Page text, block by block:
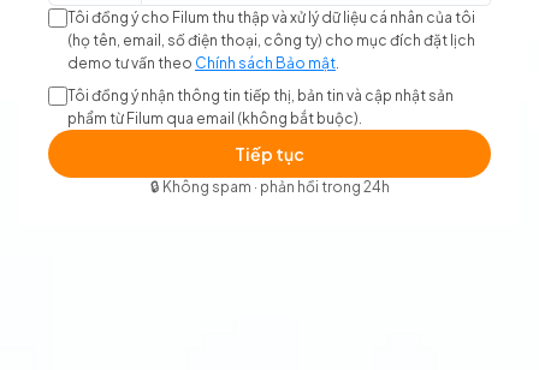
Tôi đồng ý cho Filum thu thập và xử lý dữ liệu cá nhân của tôi
(họ tên, email, số điện thoại, công ty) cho mục đích đặt lịch
demo tư vấn theo Chính sách Bảo mật.
Tôi đồng ý nhận thông tin tiếp thị, bản tin và cập nhật sản
phẩm từ Filum qua email (không bắt buộc).
Tiếp tục
🔒 Không spam · phản hồi trong 24h